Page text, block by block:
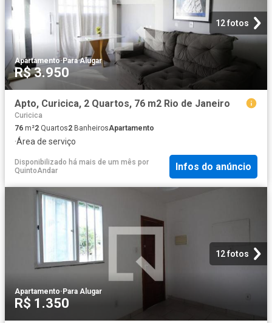
12 fotos
Apartamento·Para Alugar
R$ 3.950
Apto, Curicica, 2 Quartos, 76 m2 Rio de Janeiro
Curicica
76 m²2 Quartos2 BanheirosApartamento
·Área de serviço
Disponibilizado há mais de um mês por
QuintoAndar
Infos do anúncio
12 fotos
Apartamento·Para Alugar
R$ 1.350